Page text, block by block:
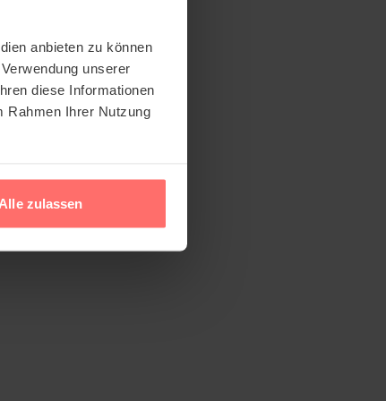
anbieten zu können
unserer
diese Informationen
Rahmen Ihrer Nutzung
Alle zulassen